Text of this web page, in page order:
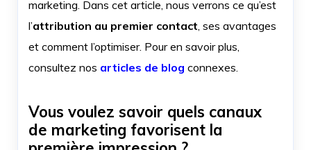
marketing. Dans cet article, nous verrons ce qu’est
l’attribution au premier contact, ses avantages
et comment l’optimiser. Pour en savoir plus,
consultez nos articles de blog connexes.
Vous voulez savoir quels canaux
de marketing favorisent la